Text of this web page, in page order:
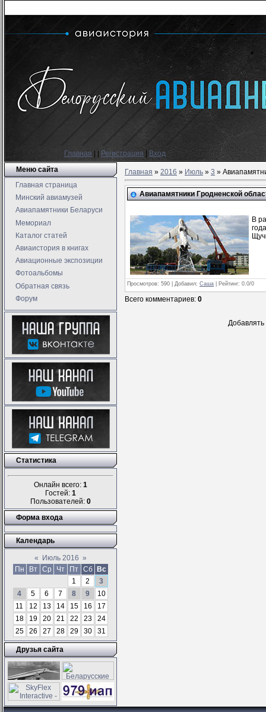
Главная Регистрация
Вход
Меню сайта
Главная страница
Минский авиамузей
Авиапамятники Беларуси
Мемориал
Каталог статей
Авиаистория в книгах
Авиационные экспозиции
Фотоальбомы
Обратная связь
Форум
Статистика
Онлайн всего: 1
Гостей: 1
Пользователей: 0
Форма входа
Календарь
« Июль 2016 »
Пн
Вт Ср Чт Пт Сб
Вс
1
2
3
4
5 6 7 8 9
10
11
12 13 14 15 16
17
18
19 20 21 22 23
24
25
26 27 28 29 30 31
Друзья сайта
Главная»2016 » Июль » 3»
Авиапамятники Гродненской
В
Просмотров: 590 | Добавил: Саша Рейтинг: 0.0/0
Всего комментариев:0
Добавлять